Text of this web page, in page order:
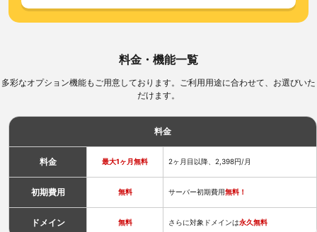
料金・機能一覧
多彩なオプション機能もご用意しております。ご利用用途に合わせて、お選びいた
だけます。
料金
料金 最大1ヶ月無料 2ヶ月目以降、2,398円/月
初期費用 無料 サーバー初期費用無料！
ドメイン 無料 さらに対象ドメインは永久無料